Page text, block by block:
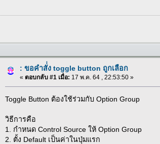
: ขอคำสั่่ง toggle button ถูกเลือก
« ตอบกลับ #1 เมื่อ: 17 พ.ค. 64 , 22:53:50 »
Toggle Button ต้องใช้ร่วมกับ Option Group
วิธีการคือ
1. กำหนด Control Source ให้ Option Group
2. ตั้ง Default เป็นค่าในปุ่มแรก